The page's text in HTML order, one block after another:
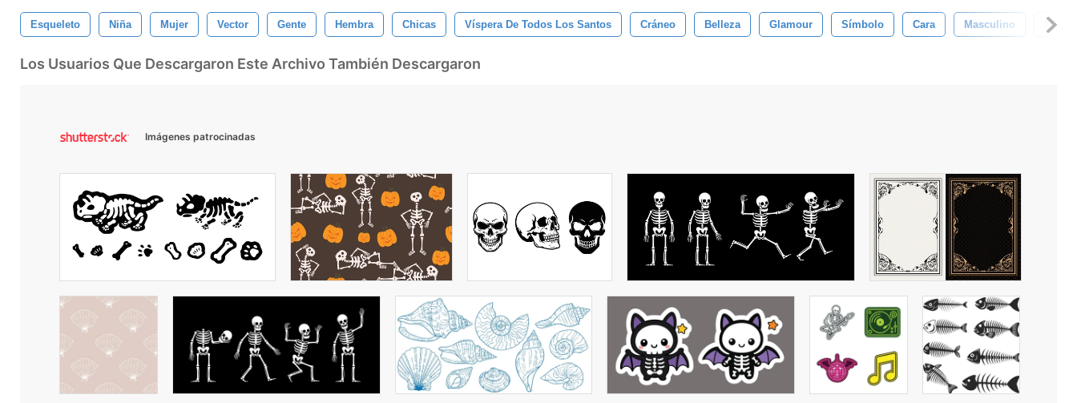
Esqueleto Niña Mujer Vector Gente Hembra Chicas Víspera De Todos Los Santos Cráneo Belleza Glamour Símbolo Cara Masculino
Los Usuarios Que Descargaron Este Archivo También Descargaron
Imágenes patrocinadas